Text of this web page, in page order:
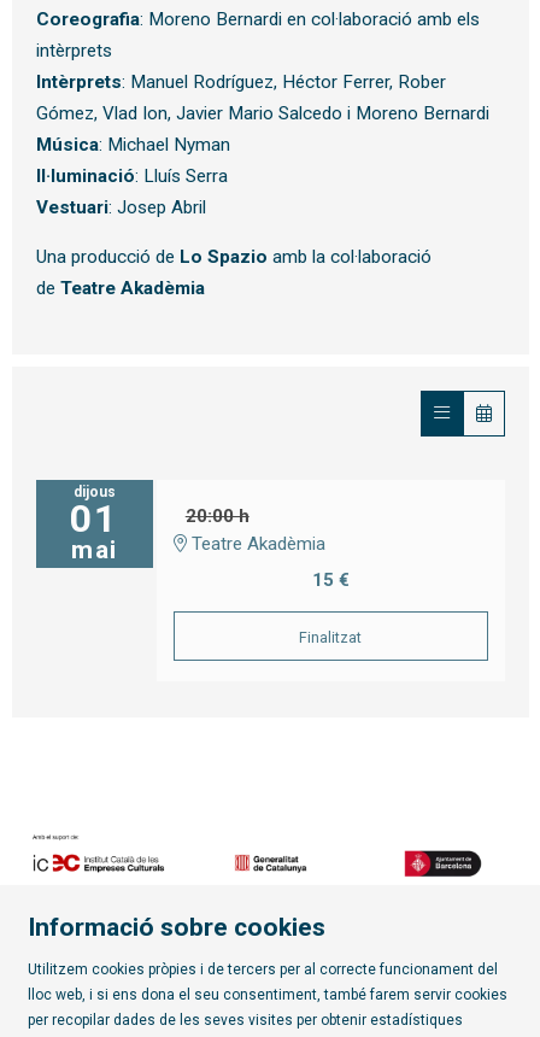
Coreografia: Moreno Bernardi en col·laboració amb els
intèrprets
Intèrprets: Manuel Rodríguez, Héctor Ferrer, Rober
Gómez, Vlad Ion, Javier Mario Salcedo i Moreno Bernardi
Música: Michael Nyman
Il·luminació: Lluís Serra
Vestuari: Josep Abril
Una producció de Lo Spazio amb la col·laboració
de Teatre Akadèmia
dijous
01
mai
20:00 h
Teatre Akadèmia
15 €
Finalitzat
Diapositiva 2 de 7
Subscriu-te al butlletí
Informació sobre cookies
Utilitzem cookies pròpies i de tercers per al correcte funcionament del
lloc web, i si ens dona el seu consentiment, també farem servir cookies
per recopilar dades de les seves visites per obtenir estadístiques